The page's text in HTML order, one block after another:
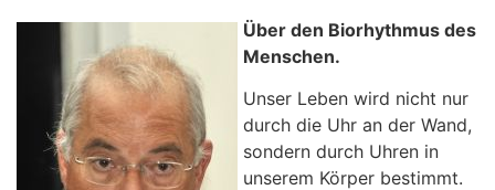
Über den Biorhythmus des
Menschen.
Unser Leben wird nicht nur
durch die Uhr an der Wand,
sondern durch Uhren in
unserem Körper bestimmt.